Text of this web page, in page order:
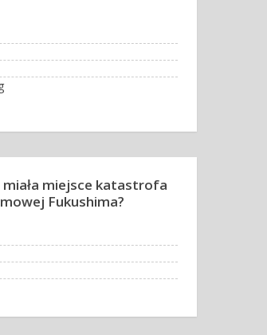
miejsce katastrofa
Fukushima?